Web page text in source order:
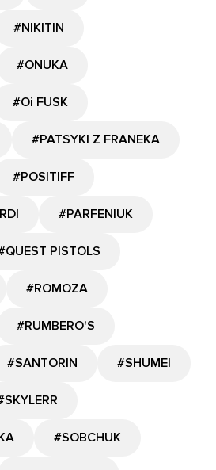
#NIKITIN
#ONUKA
#Oi FUSK
#PATSYKI Z FRANEKA
#POSITIFF
#PARFENIUK
PISTOLS
#ROMOZA
#RUMBERO'S
#SANTORIN #SHUMEI
#SOBCHUK